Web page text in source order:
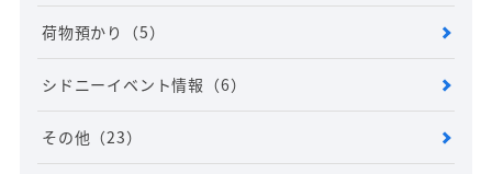
荷物預かり （5）
シドニーイベント情報 （6）
その他 （23）